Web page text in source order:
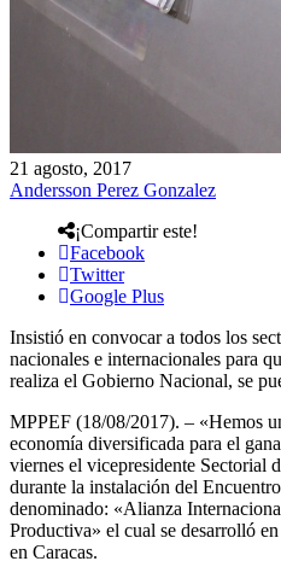
21 agosto, 2017
Andersson Perez Gonzalez
¡Compartir este!
Facebook
Twitter
Google Plus
Insistió en convocar a todos los
nacionales e internacionales para
realiza el Gobierno Nacional, se
MPPEF (18/08/2017). – «Hemos
economía diversificada para el
viernes el vicepresidente Sectorial
durante la instalación del
denominado: «Alianza
Productiva» el cual se desarrolló
en Caracas.